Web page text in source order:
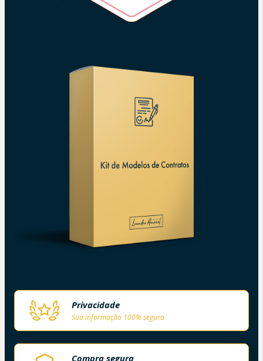
Privacidade
Sua informação 100% segura
Compra segura